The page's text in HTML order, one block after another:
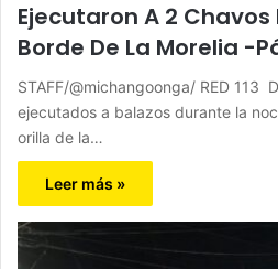
Ejecutaron A 2 Chavos
Borde De La Morelia -
STAFF/@michangoonga/ RED 113
ejecutados a balazos durante la
orilla de la…
Leer más »